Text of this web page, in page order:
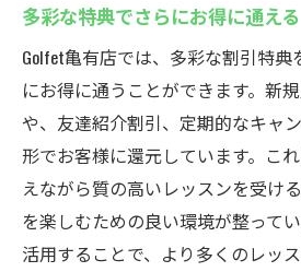
多彩な特典でさらにお得に通える
Golfet亀有店では、多彩な割引特典
にお得に通うことができます。新
や、友達紹介割引、定期的なキャ
形でお客様に還元しています。こ
えながら質の高いレッスンを受け
を楽しむための良い環境が整って
活用することで、より多くのレッ